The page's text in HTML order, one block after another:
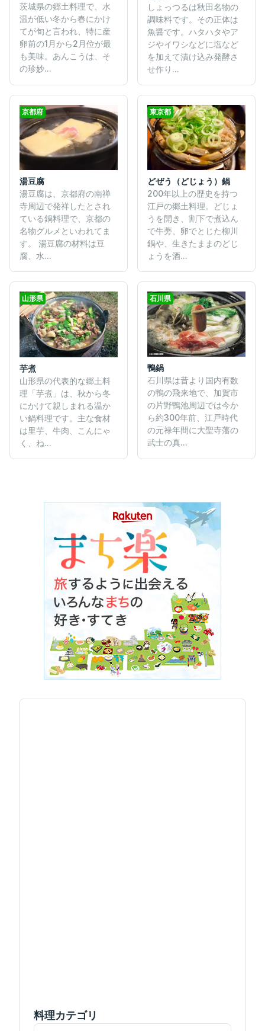
茨城県の郷土料理で、水
温が低い冬から春にかけ
てが旬と言われ、特に産
卵前の1月から2月位が最
も美味。あんこうは、そ
の珍妙...
しょっつるは秋田名物の
調味料です。その正体は
魚醤です。ハタハタやア
ジやイワシなどに塩など
を加えて漬け込み発酵さ
せ作り...
京都府
湯豆腐
湯豆腐は、京都府の南禅
寺周辺で発祥したとされ
ている鍋料理で、京都の
名物グルメといわれてま
す。 湯豆腐の材料は豆
腐、水...
東京都
どぜう（どじょう）鍋
200年以上の歴史を持つ
江戸の郷土料理。どじょ
うを開き、割下で煮込ん
で牛蒡、卵でとじた柳川
鍋や、生きたままのどじ
ょうを酒...
山形県
芋煮
山形県の代表的な郷土料
理「芋煮」は、秋から冬
にかけて親しまれる温か
い鍋料理です。主な食材
は里芋、牛肉、こんにゃ
く、ね...
石川県
鴨鍋
石川県は昔より国内有数
の鴨の飛来地で、加賀市
の片野鴨池周辺では今か
ら約300年前、江戸時代
の元禄年間に大聖寺藩の
武士の真...
料理カテゴリ